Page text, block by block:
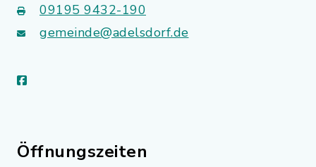
09195 9432-190
gemeinde@adelsdorf.de
facebook
Öffnungszeiten